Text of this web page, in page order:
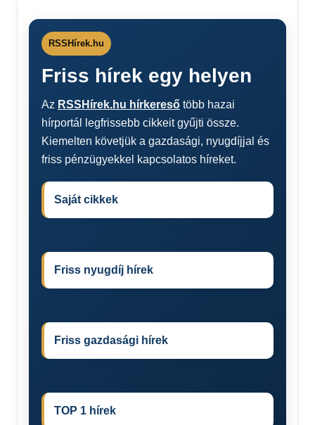
RSSHírek.hu
Friss hírek egy helyen
Az RSSHírek.hu hírkereső több hazai
hírportál legfrissebb cikkeit gyűjti össze.
Kiemelten követjük a gazdasági, nyugdíjjal és
friss pénzügyekkel kapcsolatos híreket.
Saját cikkek
Friss nyugdíj hírek
Friss gazdasági hírek
TOP 1 hírek